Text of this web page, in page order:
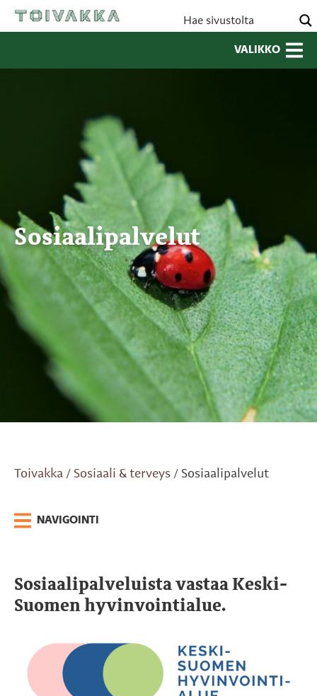
VALIKKO
Sosiaalipalvelut
Toivakka / Sosiaali & terveys / Sosiaalipalvelut
NAVIGOINTI
Sosiaalipalveluista vastaa Keski-
Suomen hyvinvointialue.